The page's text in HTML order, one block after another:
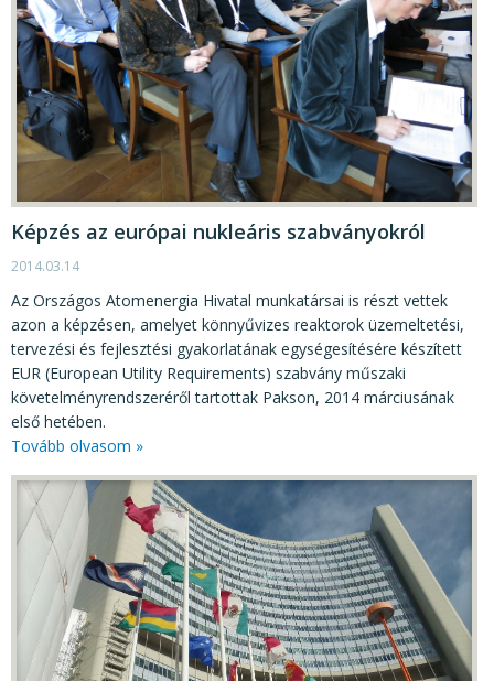
Képzés az európai nukleáris szabványokról
2014.03.14
Az Országos Atomenergia Hivatal munkatársai is részt vettek
azon a képzésen, amelyet könnyűvizes reaktorok üzemeltetési,
tervezési és fejlesztési gyakorlatának egységesítésére készített
EUR (European Utility Requirements) szabvány műszaki
követelményrendszeréről tartottak Pakson, 2014 márciusának
első hetében.
Tovább olvasom »